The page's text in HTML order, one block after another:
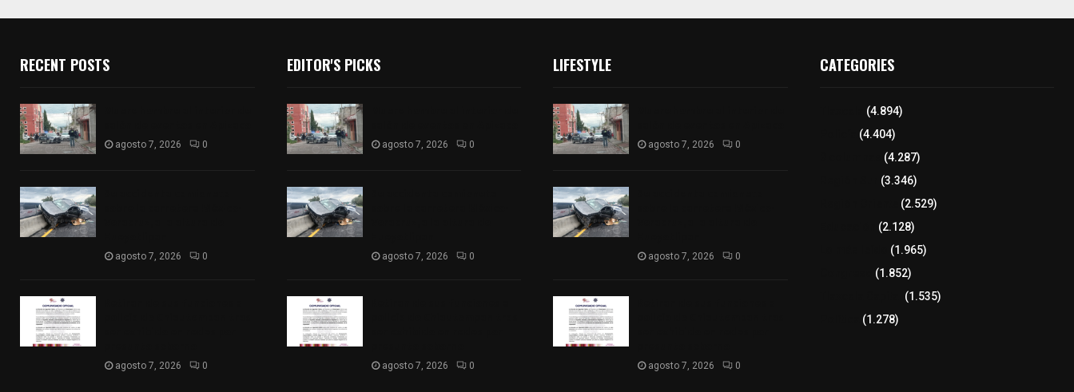
RECENT POSTS
agosto 7, 2026 0
agosto 7, 2026 0
agosto 7, 2026 0
EDITOR'S PICKS
agosto 7, 2026 0
agosto 7, 2026 0
agosto 7, 2026 0
LIFESTYLE
agosto 7, 2026 0
agosto 7, 2026 0
agosto 7, 2026 0
CATEGORIES
(4.894)
(4.404)
(4.287)
(3.346)
(2.529)
(2.128)
(1.965)
(1.852)
(1.535)
(1.278)